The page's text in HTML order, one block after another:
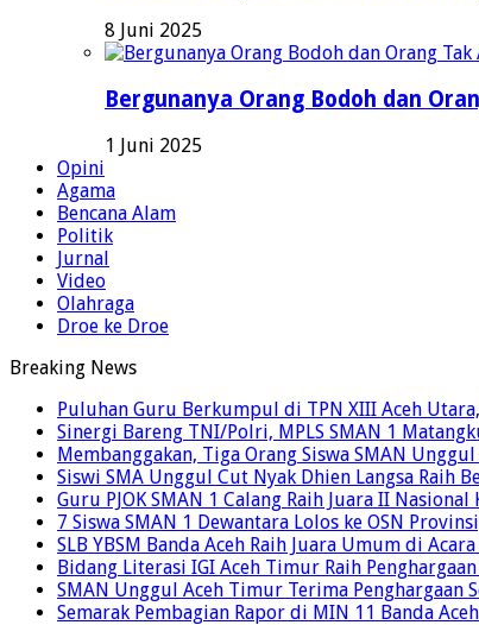
8 Juni 2025
Bergunanya Orang Bodoh dan
1 Juni 2025
Opini
Agama
Bencana Alam
Politik
Jurnal
Video
Olahraga
Droe ke Droe
Breaking News
Puluhan Guru Berkumpul di TPN XIII Aceh
Sinergi Bareng TNI/Polri, MPLS SMAN 1
Membanggakan, Tiga Orang Siswa SMAN
Siswi SMA Unggul Cut Nyak Dhien Langsa Raih
Guru PJOK SMAN 1 Calang Raih Juara II Nasional
7 Siswa SMAN 1 Dewantara Lolos ke OSN
SLB YBSM Banda Aceh Raih Juara Umum di
Bidang Literasi IGI Aceh Timur Raih
SMAN Unggul Aceh Timur Terima Penghargaan
Semarak Pembagian Rapor di MIN 11 Banda